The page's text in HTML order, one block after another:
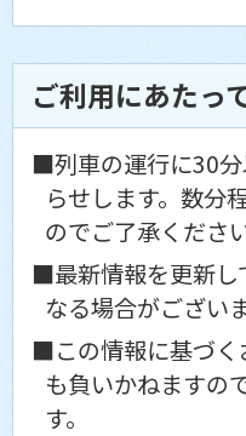
ご利用にあたっ
■列車の運行に30
らせします。数分
のでご了承ください
■最新情報を更新し
なる場合がござい
■この情報に基づく
も負いかねますの
す。